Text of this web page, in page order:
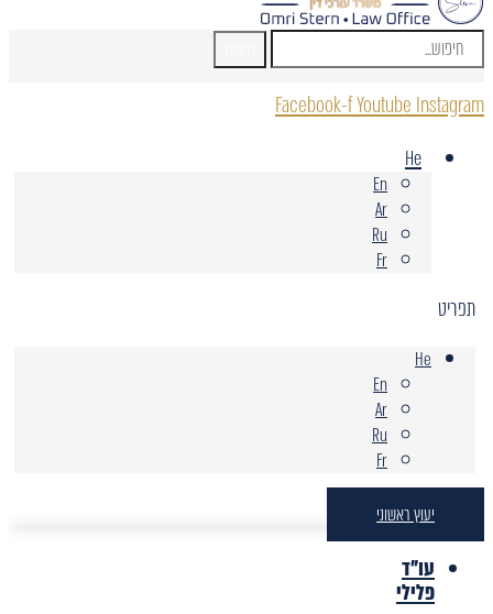
Facebook-fYoutube Instagram
He
En
Ar
Ru
Fr
תפריט
He
En
Ar
Ru
Fr
יעוץ ראשוני
עו"ד
פלילי